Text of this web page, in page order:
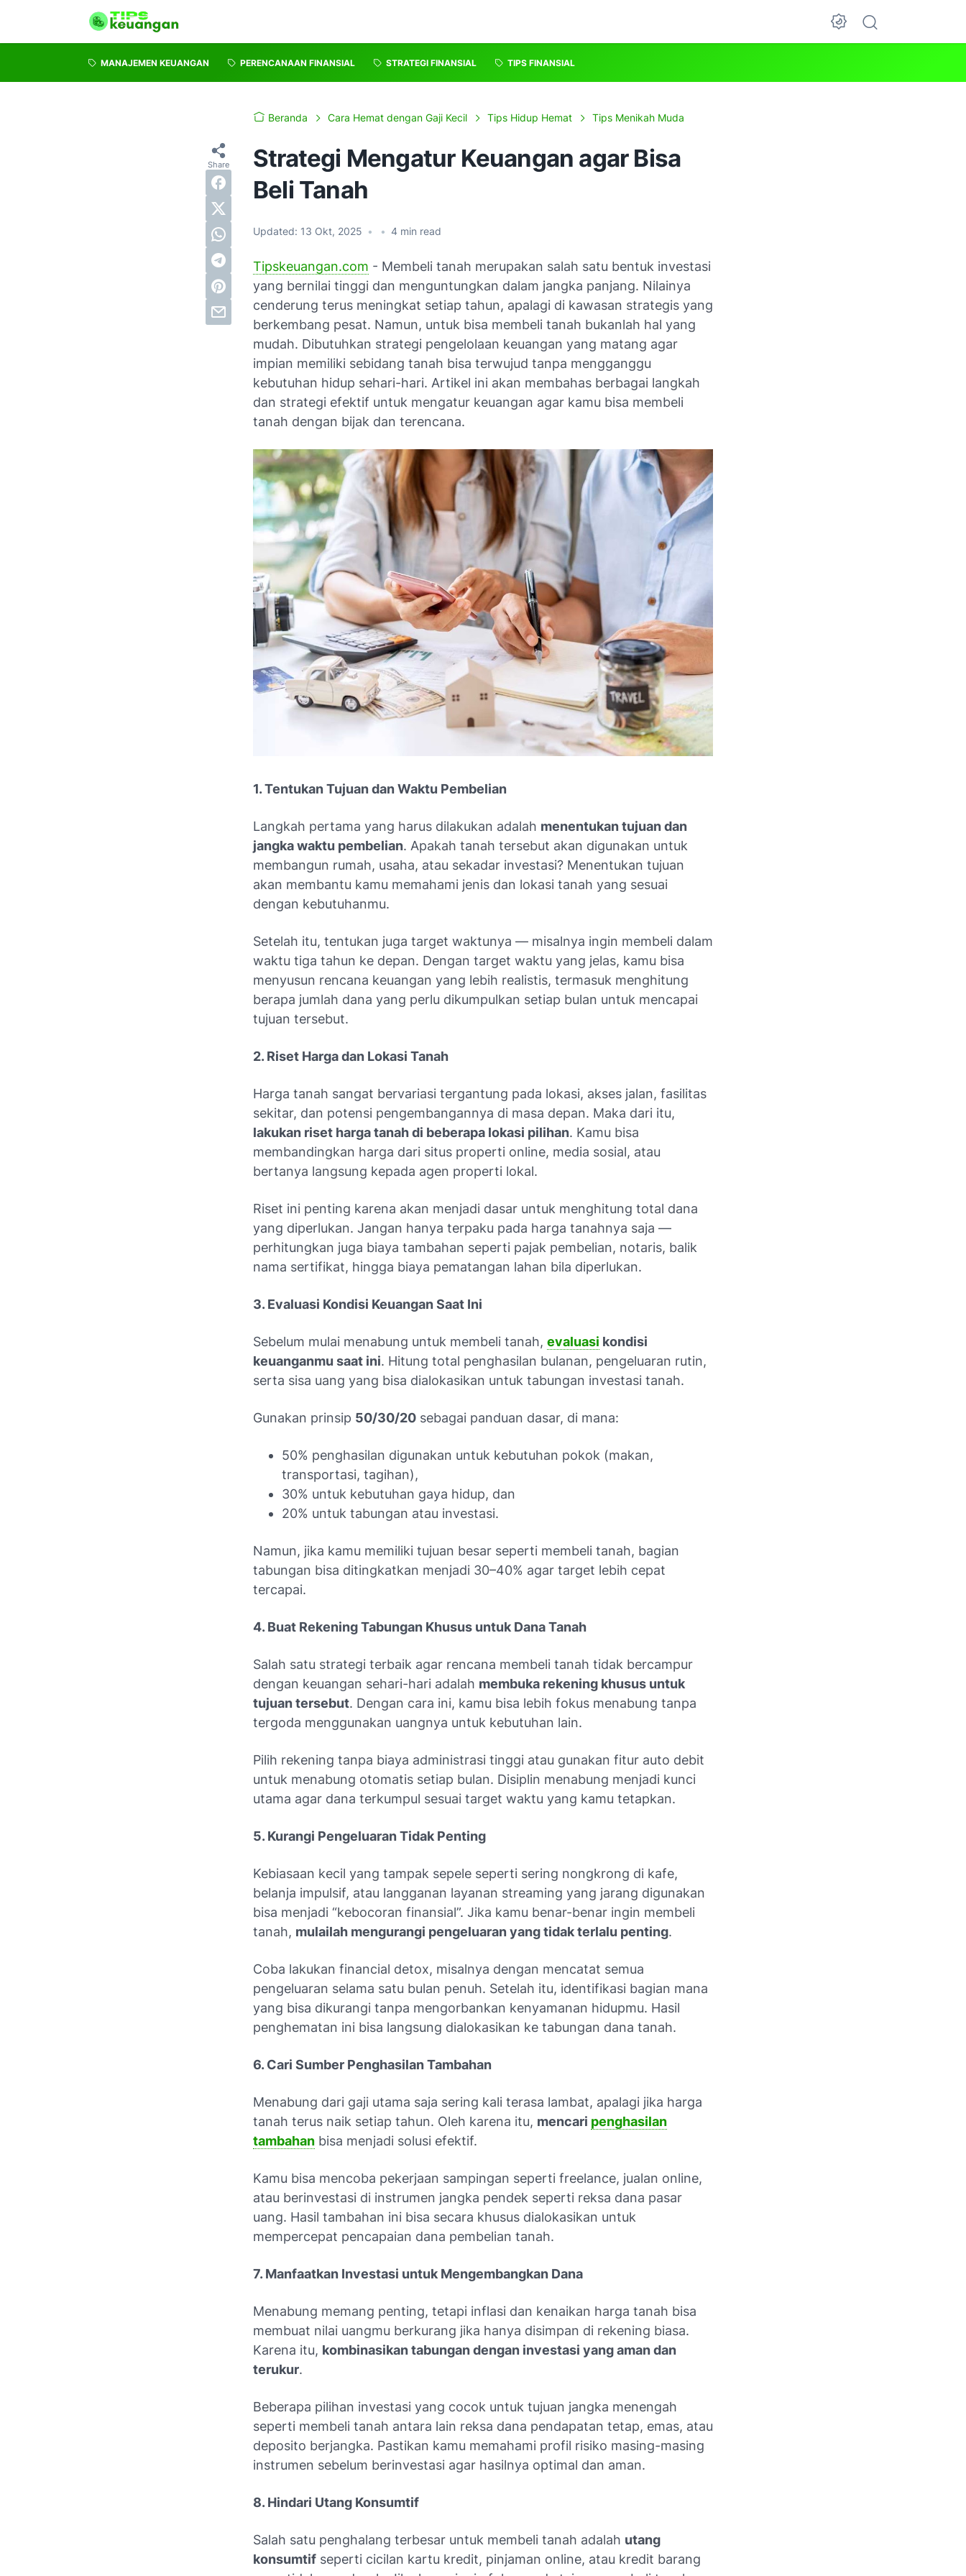
MANAJEMEN KEUANGAN PERENCANAAN FINANSIAL STRATEGI FINANSIAL TIPS FINANSIAL
Beranda Cara Hemat dengan Gaji Kecil Tips Hidup Hemat Tips Menikah Muda
Strategi Mengatur Keuangan agar Bisa
Beli Tanah
Updated: 13 Okt, 2025 • • 4 min read
Tipskeuangan.com - Membeli tanah merupakan salah satu bentuk investasi
yang bernilai tinggi dan menguntungkan dalam jangka panjang. Nilainya
cenderung terus meningkat setiap tahun, apalagi di kawasan strategis yang
berkembang pesat. Namun, untuk bisa membeli tanah bukanlah hal yang
mudah. Dibutuhkan strategi pengelolaan keuangan yang matang agar
impian memiliki sebidang tanah bisa terwujud tanpa mengganggu
kebutuhan hidup sehari-hari. Artikel ini akan membahas berbagai langkah
dan strategi efektif untuk mengatur keuangan agar kamu bisa membeli
tanah dengan bijak dan terencana.
1. Tentukan Tujuan dan Waktu Pembelian
Langkah pertama yang harus dilakukan adalah menentukan tujuan dan
jangka waktu pembelian. Apakah tanah tersebut akan digunakan untuk
membangun rumah, usaha, atau sekadar investasi? Menentukan tujuan
akan membantu kamu memahami jenis dan lokasi tanah yang sesuai
dengan kebutuhanmu.
Setelah itu, tentukan juga target waktunya — misalnya ingin membeli dalam
waktu tiga tahun ke depan. Dengan target waktu yang jelas, kamu bisa
menyusun rencana keuangan yang lebih realistis, termasuk menghitung
berapa jumlah dana yang perlu dikumpulkan setiap bulan untuk mencapai
tujuan tersebut.
2. Riset Harga dan Lokasi Tanah
Harga tanah sangat bervariasi tergantung pada lokasi, akses jalan, fasilitas
sekitar, dan potensi pengembangannya di masa depan. Maka dari itu,
lakukan riset harga tanah di beberapa lokasi pilihan. Kamu bisa
membandingkan harga dari situs properti online, media sosial, atau
bertanya langsung kepada agen properti lokal.
Riset ini penting karena akan menjadi dasar untuk menghitung total dana
yang diperlukan. Jangan hanya terpaku pada harga tanahnya saja —
perhitungkan juga biaya tambahan seperti pajak pembelian, notaris, balik
nama sertifikat, hingga biaya pematangan lahan bila diperlukan.
3. Evaluasi Kondisi Keuangan Saat Ini
Sebelum mulai menabung untuk membeli tanah, evaluasi kondisi
keuanganmu saat ini. Hitung total penghasilan bulanan, pengeluaran rutin,
serta sisa uang yang bisa dialokasikan untuk tabungan investasi tanah.
Gunakan prinsip 50/30/20 sebagai panduan dasar, di mana:
50% penghasilan digunakan untuk kebutuhan pokok (makan,
transportasi, tagihan),
30% untuk kebutuhan gaya hidup, dan
20% untuk tabungan atau investasi.
Namun, jika kamu memiliki tujuan besar seperti membeli tanah, bagian
tabungan bisa ditingkatkan menjadi 30–40% agar target lebih cepat
tercapai.
4. Buat Rekening Tabungan Khusus untuk Dana Tanah
Salah satu strategi terbaik agar rencana membeli tanah tidak bercampur
dengan keuangan sehari-hari adalah membuka rekening khusus untuk
tujuan tersebut. Dengan cara ini, kamu bisa lebih fokus menabung tanpa
tergoda menggunakan uangnya untuk kebutuhan lain.
Pilih rekening tanpa biaya administrasi tinggi atau gunakan fitur auto debit
untuk menabung otomatis setiap bulan. Disiplin menabung menjadi kunci
utama agar dana terkumpul sesuai target waktu yang kamu tetapkan.
5. Kurangi Pengeluaran Tidak Penting
Kebiasaan kecil yang tampak sepele seperti sering nongkrong di kafe,
belanja impulsif, atau langganan layanan streaming yang jarang digunakan
bisa menjadi “kebocoran finansial”. Jika kamu benar-benar ingin membeli
tanah, mulailah mengurangi pengeluaran yang tidak terlalu penting.
Coba lakukan financial detox, misalnya dengan mencatat semua
pengeluaran selama satu bulan penuh. Setelah itu, identifikasi bagian mana
yang bisa dikurangi tanpa mengorbankan kenyamanan hidupmu. Hasil
penghematan ini bisa langsung dialokasikan ke tabungan dana tanah.
6. Cari Sumber Penghasilan Tambahan
Menabung dari gaji utama saja sering kali terasa lambat, apalagi jika harga
tanah terus naik setiap tahun. Oleh karena itu, mencari penghasilan
tambahan bisa menjadi solusi efektif.
Kamu bisa mencoba pekerjaan sampingan seperti freelance, jualan online,
atau berinvestasi di instrumen jangka pendek seperti reksa dana pasar
uang. Hasil tambahan ini bisa secara khusus dialokasikan untuk
mempercepat pencapaian dana pembelian tanah.
7. Manfaatkan Investasi untuk Mengembangkan Dana
Menabung memang penting, tetapi inflasi dan kenaikan harga tanah bisa
membuat nilai uangmu berkurang jika hanya disimpan di rekening biasa.
Karena itu, kombinasikan tabungan dengan investasi yang aman dan
terukur.
Beberapa pilihan investasi yang cocok untuk tujuan jangka menengah
seperti membeli tanah antara lain reksa dana pendapatan tetap, emas, atau
deposito berjangka. Pastikan kamu memahami profil risiko masing-masing
instrumen sebelum berinvestasi agar hasilnya optimal dan aman.
8. Hindari Utang Konsumtif
Salah satu penghalang terbesar untuk membeli tanah adalah utang
konsumtif seperti cicilan kartu kredit, pinjaman online, atau kredit barang